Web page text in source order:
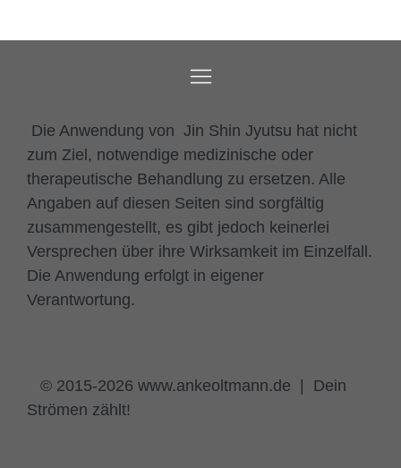
Die Anwendung von Jin Shin Jyutsu hat nicht
zum Ziel, notwendige medizinische oder
therapeutische Behandlung zu ersetzen. Alle
Angaben auf diesen Seiten sind sorgfältig
zusammengestellt, es gibt jedoch keinerlei
Versprechen über ihre Wirksamkeit im Einzelfall.
Die Anwendung erfolgt in eigener
Verantwortung.
© 2015-2026 www.ankeoltmann.de | Dein
Strömen zählt!